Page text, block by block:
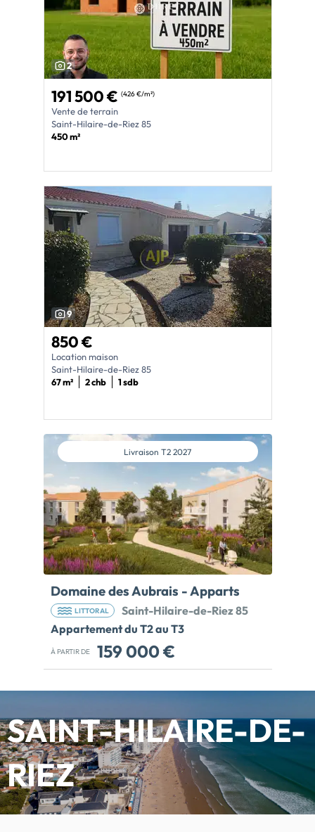
2
191 500 € (426 €/m²)
Vente de terrain
Saint-Hilaire-de-Riez 85
450 m²
9
850 €
Location maison
Saint-Hilaire-de-Riez 85
67 m²
2 chb 1 sdb
Livraison T2 2027
Domaine des Aubrais - Apparts
LITTORAL
Saint-Hilaire-de-Riez 85
Appartement du T2 au T3
À PARTIR DE 159 000 €
DEVENEZ PROPRIETAIRE ENTRE OCEANT
balnéaire située sur la côte vendéenne et
bénéficiant de l'attractivité de Saint-
Gilles-Croix-de-Vie ! Découvrez sa future
résidence neuve proposant des
appartements de 2 et 3 pièces aux
prestations soignées. Ils sont tous
prolongés d'un espace extérieur : balcon,
SAINT-HILAIRE-DE-
RIEZ